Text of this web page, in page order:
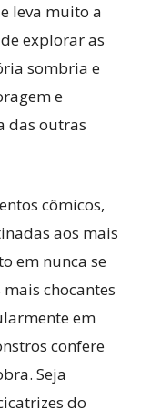
leva muito a
explorar as
sombria e
e
das outras
cômicos,
aos mais
em nunca se
chocantes
em
confere
Seja
do